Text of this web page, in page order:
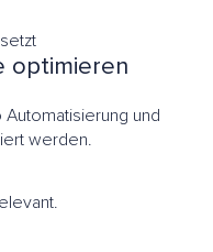
optimieren
und
werden.